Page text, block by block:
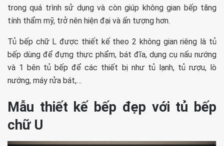
trong quá trình sử dụng và còn giúp không gian bếp tăng
tính thẩm mỹ, trở nên hiện đại và ấn tượng hơn.
Tủ bếp chữ L được thiết kế theo 2 không gian riêng là tủ
bếp dùng để đựng thực phẩm, bát đĩa, dụng cụ nấu nướng
và 1 bên tủ bếp để các thiết bị như tủ lạnh, tủ rượu, lò
nướng, máy rửa bát,…
Mẫu thiết kế bếp đẹp với tủ bếp
chữ U